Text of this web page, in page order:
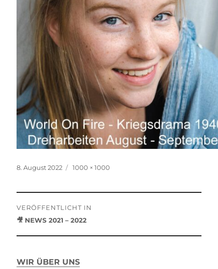
Veröffentlicht
8. August 2022 Originalgröße
1000 × 1000
VERÖFFENTLICHT IN
🎥 NEWS 2021 – 2022
WIR ÜBER UNS